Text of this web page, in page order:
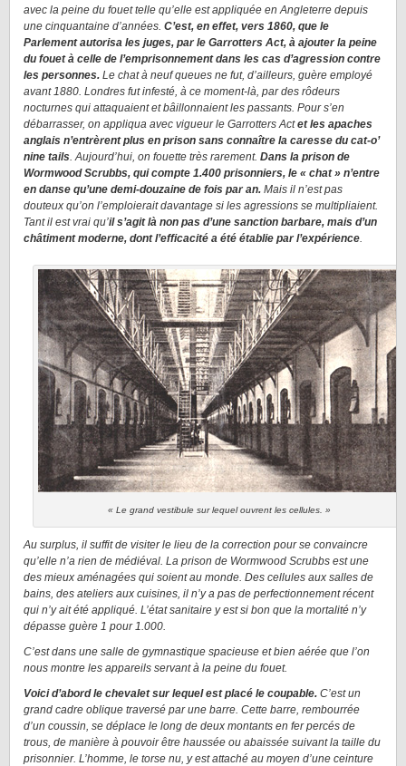
avec la peine du fouet telle qu’elle est appliquée en Angleterre depuis
une cinquantaine d’années. C’est, en effet, vers 1860, que le
Parlement autorisa les juges, par le Garrotters Act, à ajouter la peine
du fouet à celle de l’emprisonnement dans les cas d’agression contre
les personnes. Le chat à neuf queues ne fut, d’ailleurs, guère employé
avant 1880. Londres fut infesté, à ce moment-là, par des rôdeurs
nocturnes qui attaquaient et bâillonnaient les passants. Pour s’en
débarrasser, on appliqua avec vigueur le Garrotters Actet les apaches
anglais n’entrèrent plus en prison sans connaître la caresse du cat-o’
nine tails. Aujourd’hui, on fouette très rarement. Dans la prison de
Wormwood Scrubbs, qui compte 1.400 prisonniers, le « chat » n’entre
en danse qu’une demi-douzaine de fois par an. Mais il n’est pas
douteux qu’on l’emploierait davantage si les agressions se multipliaient.
Tant il est vrai qu’il s’agit là non pas d’une sanction barbare, mais d’un
châtiment moderne, dont l’efficacité a été établie par l’expérience.
« Le grand vestibule sur lequel ouvrent les cellules. »
Au surplus, il suffit de visiter le lieu de la correction pour se convaincre
qu’elle n’a rien de médiéval. La prison de Wormwood Scrubbs est une
des mieux aménagées qui soient au monde. Des cellules aux salles de
bains, des ateliers aux cuisines, il n’y a pas de perfectionnement récent
qui n’y ait été appliqué. L’état sanitaire y est si bon que la mortalité n’y
dépasse guère 1 pour 1.000.
C’est dans une salle de gymnastique spacieuse et bien aérée que l’on
nous montre les appareils servant à la peine du fouet.
Voici d’abord le chevalet sur lequel est placé le coupable. C’est un
grand cadre oblique traversé par une barre. Cette barre, rembourrée
d’un coussin, se déplace le long de deux montants en fer percés de
trous, de manière à pouvoir être haussée ou abaissée suivant la taille du
prisonnier. L’homme, le torse nu, y est attaché au moyen d’une ceinture